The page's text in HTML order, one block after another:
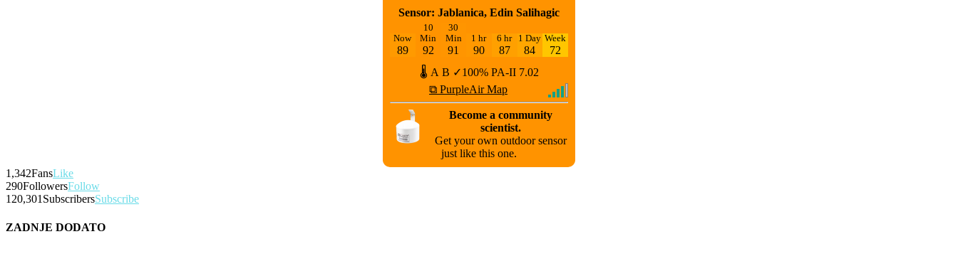
Sensor: Jablanica, Edin Salihagic
Now
89
10
Min
92
30
Min
91
1 hr
90
6 hr
87
1 Day
84
Week
72
🌡 A B ✓100% PA-II 7.02
⧉ PurpleAir Map
Become a community
scientist.
Get your own outdoor sensor
just like this one.
1,342FansLike
290FollowersFollow
120,301 SubscribersSubscribe
ZADNJE DODATO